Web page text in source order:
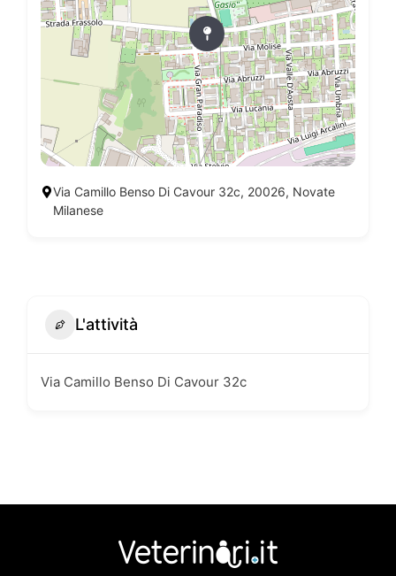
Via Camillo Benso Di Cavour 32c, 20026, Novate
Milanese
L'attività
Via Camillo Benso Di Cavour 32c